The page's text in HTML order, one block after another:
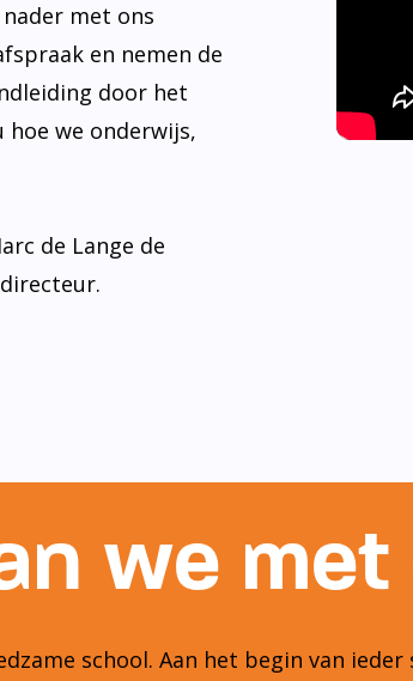
met ons
en nemen de
door het
we onderwijs,
de Lange de
we
school. Aan het begin van